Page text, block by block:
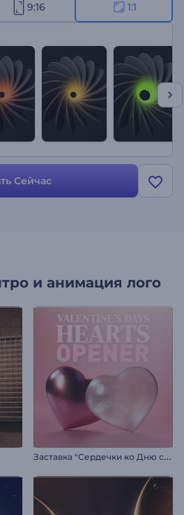
чтобы создать уникальную
для продвижения товаров и
видеорекламы, презентаций и
потрясающие интро
9:16 1:1
Сейчас
и анимация лого
З
аставка "Сердечки ко Дню святого Валентина"